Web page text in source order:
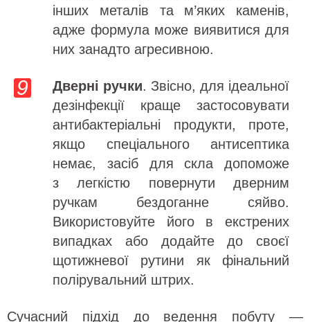
інших металів та м’яких каменів,
адже формула може виявитися для
них занадто агресивною.
Дверні ручки. Звісно, для ідеальної
дезінфекції краще застосовувати
антибактеріальні продукти, проте,
якщо спеціального антисептика
немає, засіб для скла допоможе
з легкістю повернути дверним
ручкам бездоганне сяйво.
Використовуйте його в екстрених
випадках або додайте до своєї
щотижневої рутини як фінальний
полірувальний штрих.
Сучасний підхід до ведення побуту —